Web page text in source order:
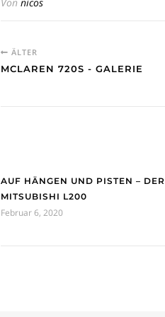
ÄLTER
MCLAREN 720S - GALERIE
AUF HÄNGEN UND PISTEN – DER
MITSUBISHI L200
Februar 6, 2020